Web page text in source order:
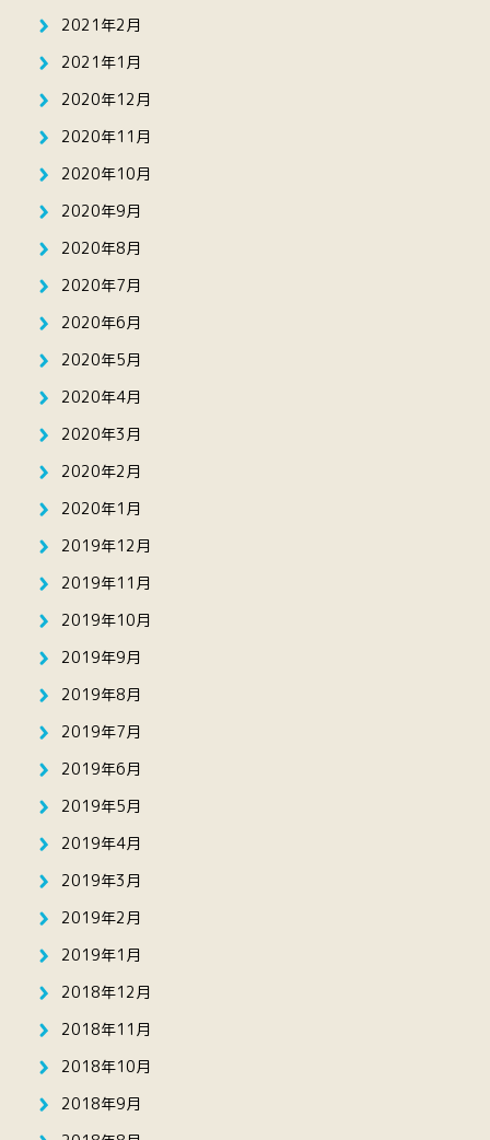
2021年2月
2021年1月
2020年12月
2020年11月
2020年10月
2020年9月
2020年8月
2020年7月
2020年6月
2020年5月
2020年4月
2020年3月
2020年2月
2020年1月
2019年12月
2019年11月
2019年10月
2019年9月
2019年8月
2019年7月
2019年6月
2019年5月
2019年4月
2019年3月
2019年2月
2019年1月
2018年12月
2018年11月
2018年10月
2018年9月